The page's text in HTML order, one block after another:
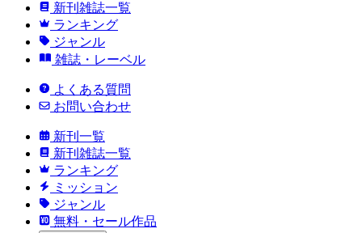
新刊雑誌一覧
ランキング
ジャンル
雑誌・レーベル
よくある質問
お問い合わせ
新刊一覧
新刊雑誌一覧
ランキング
ミッション
ジャンル
無料・セール作品